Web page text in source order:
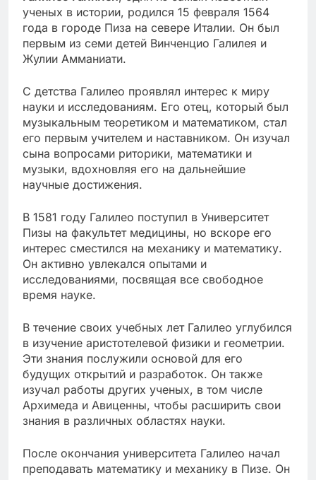
ученых в истории, родился 15 февраля 1564
года в городе Пиза на севере Италии. Он был
первым из семи детей Винченцио Галилея и
Жулии Амманиати.
С детства Галилео проявлял интерес к миру
науки и исследованиям. Его отец, который был
музыкальным теоретиком и математиком, стал
его первым учителем и наставником. Он изучал
сына вопросами риторики, математики и
музыки, вдохновляя его на дальнейшие
научные достижения.
В 1581 году Галилео поступил в Университет
Пизы на факультет медицины, но вскоре его
интерес сместился на механику и математику.
Он активно увлекался опытами и
исследованиями, посвящая все свободное
время науке.
В течение своих учебных лет Галилео углубился
в изучение аристотелевой физики и геометрии.
Эти знания послужили основой для его
будущих открытий и разработок. Он также
изучал работы других ученых, в том числе
Архимеда и Авиценны, чтобы расширить свои
знания в различных областях науки.
После окончания университета Галилео начал
преподавать математику и механику в Пизе. Он